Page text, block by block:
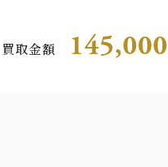
買取金額 145,000